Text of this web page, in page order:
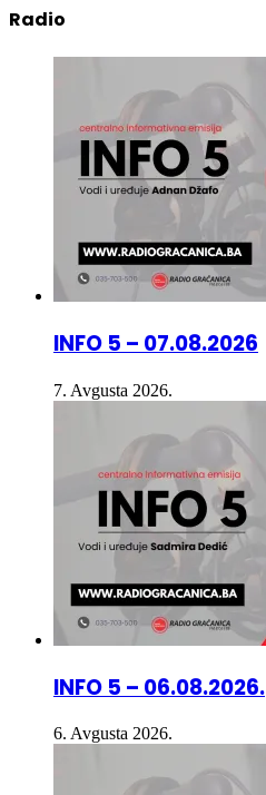
INFO 5 – 07.08.2026
7. Avgusta 2026.
INFO 5 – 06.08.2026.
6. Avgusta 2026.